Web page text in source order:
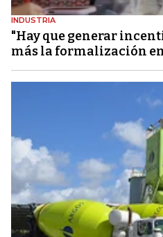
INDUSTRIA
"Hay que generar
más la formalización